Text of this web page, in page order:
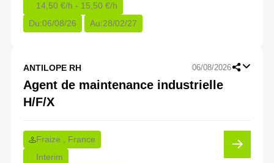
14,50 €/h - 15,50 €/h
Du:06/08/26 Au:28/02/27
ANTILOPE RH 06/08/2026
Agent de maintenance industrielle
H/F/X
Fraize , France
Interim